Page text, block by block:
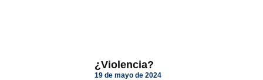
¿Violencia?
19 de mayo de 2024